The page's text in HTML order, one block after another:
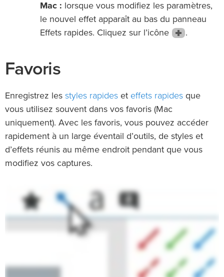
Mac : lorsque vous modifiez les paramètres,
le nouvel effet apparaît au bas du panneau
Effets rapides. Cliquez sur l’icône
.
Favoris
Enregistrez les styles rapides et effets rapides que
vous utilisez souvent dans vos favoris (Mac
uniquement). Avec les favoris, vous pouvez accéder
rapidement à un large éventail d’outils, de styles et
d’effets réunis au même endroit pendant que vous
modifiez vos captures.